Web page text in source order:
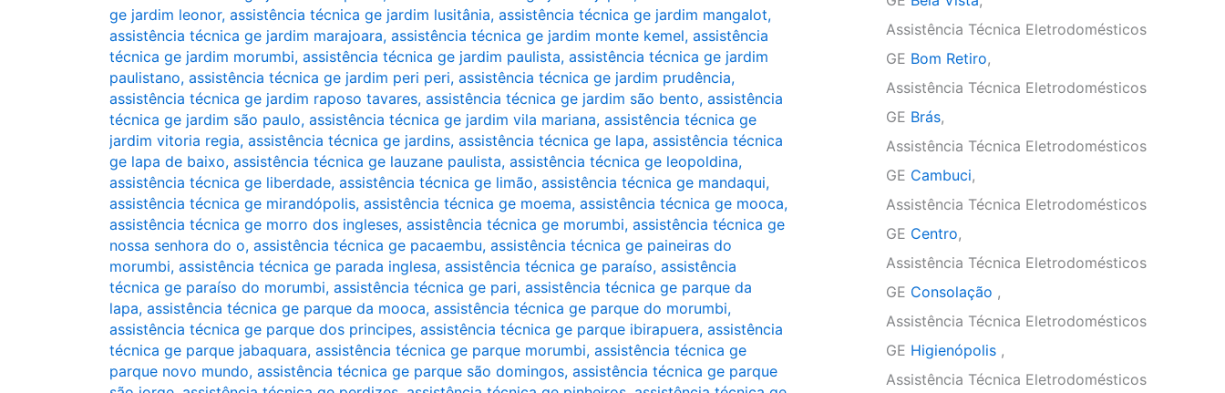
ge jardim leonor, assistência técnica ge jardim lusitânia, assistência técnica ge jardim mangalot,
assistência técnica ge jardim marajoara, assistência técnica ge jardim monte kemel, assistência
técnica ge jardim morumbi, assistência técnica ge jardim paulista, assistência técnica ge jardim
paulistano, assistência técnica ge jardim peri peri, assistência técnica ge jardim prudência,
assistência técnica ge jardim raposo tavares, assistência técnica ge jardim são bento, assistência
técnica ge jardim são paulo, assistência técnica ge jardim vila mariana, assistência técnica ge
jardim vitoria regia, assistência técnica ge jardins, assistência técnica ge lapa, assistência técnica
ge lapa de baixo, assistência técnica ge lauzane paulista, assistência técnica ge leopoldina,
assistência técnica ge liberdade, assistência técnica ge limão, assistência técnica ge mandaqui,
assistência técnica ge mirandópolis, assistência técnica ge moema, assistência técnica ge mooca,
assistência técnica ge morro dos ingleses, assistência técnica ge morumbi, assistência técnica ge
nossa senhora do o, assistência técnica ge pacaembu, assistência técnica ge paineiras do
morumbi, assistência técnica ge parada inglesa, assistência técnica ge paraíso, assistência
técnica ge paraíso do morumbi, assistência técnica ge pari, assistência técnica ge parque da
lapa, assistência técnica ge parque da mooca, assistência técnica ge parque do morumbi,
assistência técnica ge parque dos principes, assistência técnica ge parque ibirapuera, assistência
técnica ge parque jabaquara, assistência técnica ge parque morumbi, assistência técnica ge
parque novo mundo, assistência técnica ge parque são domingos, assistência técnica ge parque
Assistência Técnica Eletrodomésticos
GE Bom Retiro,
Assistência Técnica Eletrodomésticos
GE Brás,
Assistência Técnica Eletrodomésticos
GE Cambuci,
Assistência Técnica Eletrodomésticos
GE Centro,
Assistência Técnica Eletrodomésticos
GE Consolação ,
Assistência Técnica Eletrodomésticos
GE Higienópolis ,
Assistência Técnica Eletrodomésticos